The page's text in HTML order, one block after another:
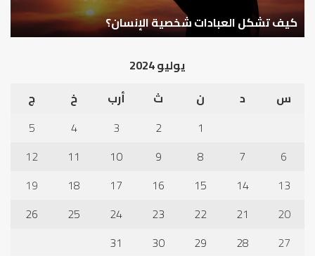
كيف تشكل العبادات شخصية الإنسان؟
يوليو 2024
س
د ن ث أرب خ
ج
1
2
3
4
5
6
7
8
9
10
11
12
13
14
15
16
17
18
19
20
21
22
23
24
25
26
27
28
29
30
31